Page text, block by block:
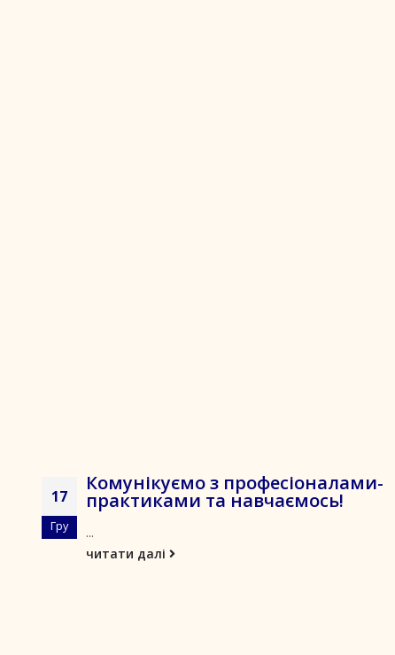
17
Гру
Комунікуємо з професіоналами-
практиками та навчаємось!
...
читати далі